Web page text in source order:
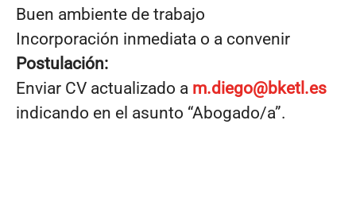
Buen ambiente de trabajo
Incorporación inmediata o a convenir
Postulación:
Enviar CV actualizado a m.diego@bketl.es
indicando en el asunto “Abogado/a”.